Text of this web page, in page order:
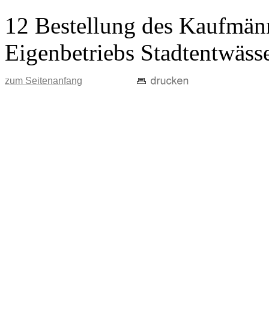
12 Bestellung des
Eigenbetriebs
zum Seitenanfang